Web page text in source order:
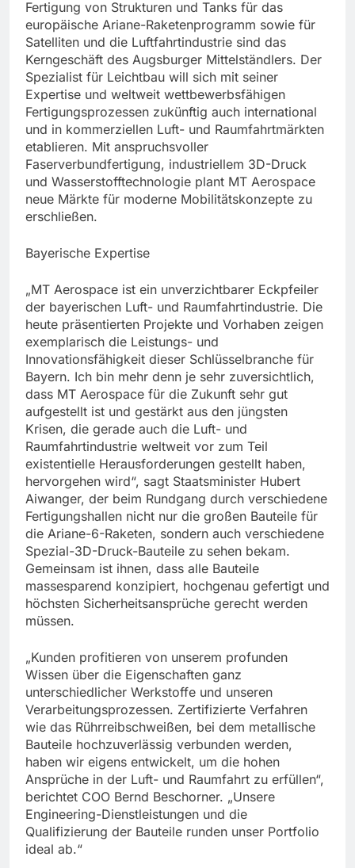
Fertigung von Strukturen und Tanks für das
europäische Ariane-Raketenprogramm sowie für
Satelliten und die Luftfahrtindustrie sind das
Kerngeschäft des Augsburger Mittelständlers. Der
Spezialist für Leichtbau will sich mit seiner
Expertise und weltweit wettbewerbsfähigen
Fertigungsprozessen zukünftig auch international
und in kommerziellen Luft- und Raumfahrtmärkten
etablieren. Mit anspruchsvoller
Faserverbundfertigung, industriellem 3D-Druck
und Wasserstofftechnologie plant MT Aerospace
neue Märkte für moderne Mobilitätskonzepte zu
erschließen.
Bayerische Expertise
„MT Aerospace ist ein unverzichtbarer Eckpfeiler
der bayerischen Luft- und Raumfahrtindustrie. Die
heute präsentierten Projekte und Vorhaben zeigen
exemplarisch die Leistungs- und
Innovationsfähigkeit dieser Schlüsselbranche für
Bayern. Ich bin mehr denn je sehr zuversichtlich,
dass MT Aerospace für die Zukunft sehr gut
aufgestellt ist und gestärkt aus den jüngsten
Krisen, die gerade auch die Luft- und
Raumfahrtindustrie weltweit vor zum Teil
existentielle Herausforderungen gestellt haben,
hervorgehen wird“, sagt Staatsminister Hubert
Aiwanger, der beim Rundgang durch verschiedene
Fertigungshallen nicht nur die großen Bauteile für
die Ariane-6-Raketen, sondern auch verschiedene
Spezial-3D-Druck-Bauteile zu sehen bekam.
Gemeinsam ist ihnen, dass alle Bauteile
massesparend konzipiert, hochgenau gefertigt und
höchsten Sicherheitsansprüche gerecht werden
müssen.
„Kunden profitieren von unserem profunden
Wissen über die Eigenschaften ganz
unterschiedlicher Werkstoffe und unseren
Verarbeitungsprozessen. Zertifizierte Verfahren
wie das Rührreibschweißen, bei dem metallische
Bauteile hochzuverlässig verbunden werden,
haben wir eigens entwickelt, um die hohen
Ansprüche in der Luft- und Raumfahrt zu erfüllen“,
berichtet COO Bernd Beschorner. „Unsere
Engineering-Dienstleistungen und die
Qualifizierung der Bauteile runden unser Portfolio
ideal ab.“